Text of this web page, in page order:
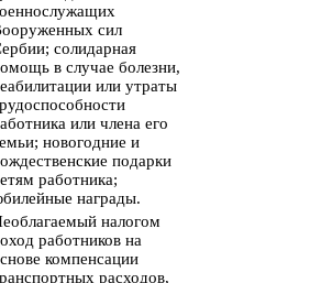
сил
солидарная
в случае болезни,
или утраты
или члена его
новогодние и
подарки
работника;
награды.
налогом
работников на
компенсации
расходов,